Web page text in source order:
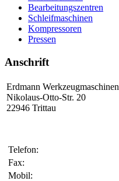
Bearbeitungszentren
Schleifmaschinen
Kompressoren
Pressen
Anschrift
Erdmann Werkzeugmaschinen
Nikolaus-Otto-Str. 20
22946 Trittau
Telefon:
Fax:
Mobil: